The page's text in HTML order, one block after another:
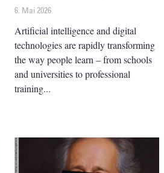
6. Mai 2026
Artificial intelligence and digital
technologies are rapidly transforming
the way people learn – from schools
and universities to professional
training